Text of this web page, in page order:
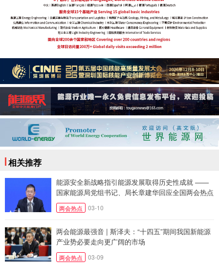
相关推荐
能源安全新战略指引能源发展取得历史性成就 ——
国家能源局党组书记、局长章建华回应全国两会热点
(上)
两会热点 03-10
两会能源最强音 | 斯泽夫：“十四五”期间我国新能源
产业势必要走向更广阔的市场
两会热点 03-09